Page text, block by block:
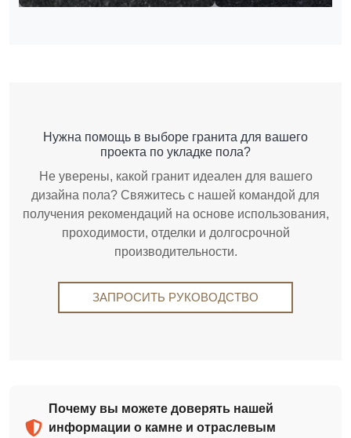
Нужна помощь в выборе гранита для вашего
проекта по укладке пола?
Не уверены, какой гранит идеален для вашего
дизайна пола? Свяжитесь с нашей командой для
получения рекомендаций на основе использования,
проходимости, отделки и долгосрочной
производительности.
ЗАПРОСИТЬ РУКОВОДСТВО
Почему вы можете доверять нашей
информации о камне и отраслевым